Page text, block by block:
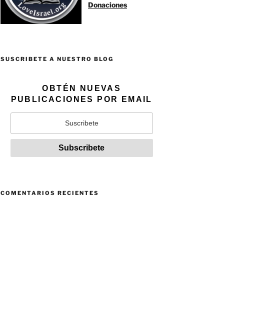
Donaciones
SUSCRIBETE A NUESTRO BLOG
OBTÉN NUEVAS
PUBLICACIONES POR EMAIL
COMENTARIOS RECIENTES